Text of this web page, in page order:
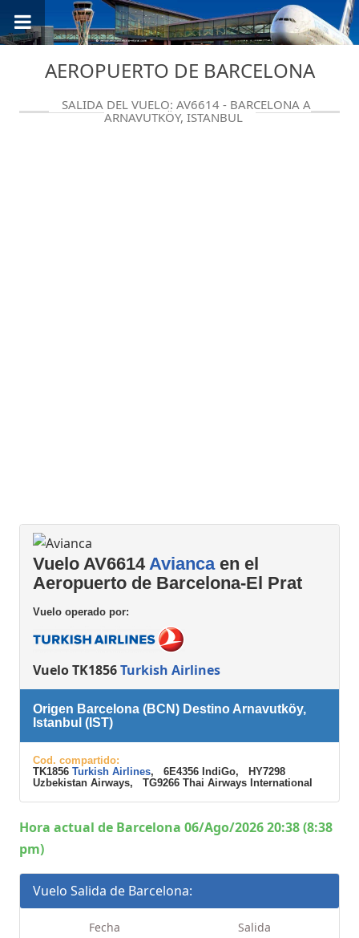
AEROPUERTO DE BARCELONA
SALIDA DEL VUELO: AV6614 - BARCELONA A
ARNAVUTKÖY, ISTANBUL
Vuelo AV6614Aviancaen el
Aeropuerto de Barcelona-El Prat
Vuelo operado por:
Vuelo TK1856Turkish Airlines
Origen Barcelona (BCN) Destino Arnavutköy,
Istanbul (IST)
Cod. compartido:
TK1856 Turkish Airlines, 6E4356 IndiGo, HY7298
Uzbekistan Airways, TG9266 Thai Airways International
Hora actual de Barcelona 06/Ago/2026 20:38 (8:38
pm)
Vuelo Salida de Barcelona:
Fecha Salida